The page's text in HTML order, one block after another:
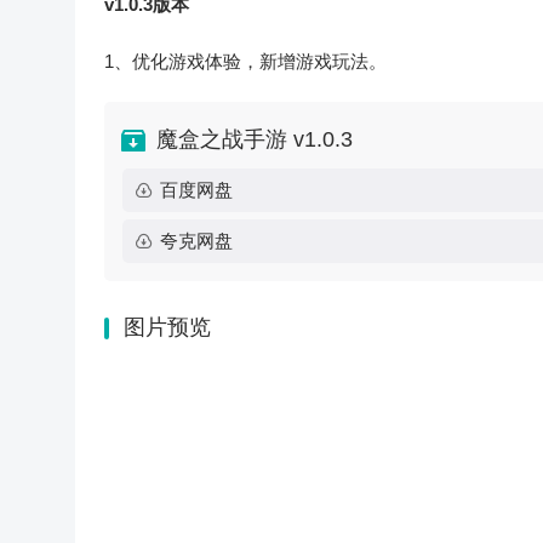
v1.0.3版本
1、优化游戏体验，新增游戏玩法。
魔盒之战手游 v1.0.3
百度网盘
夸克网盘
图片预览